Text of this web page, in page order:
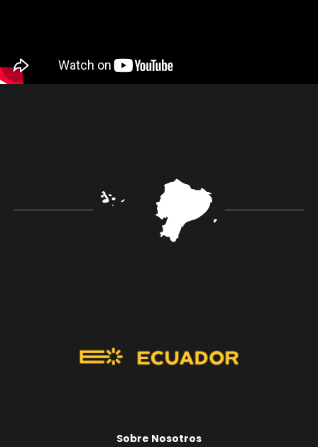
Sobre Nosotros